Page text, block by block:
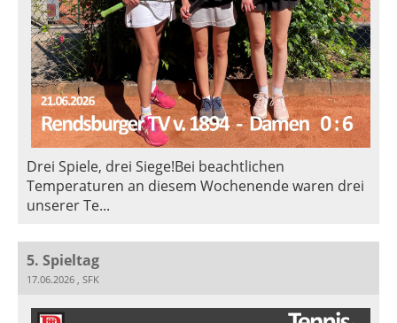
Drei Spiele, drei Siege!Bei beachtlichen
Temperaturen an diesem Wochenende waren drei
unserer Te...
5. Spieltag
17.06.2026 , SFK